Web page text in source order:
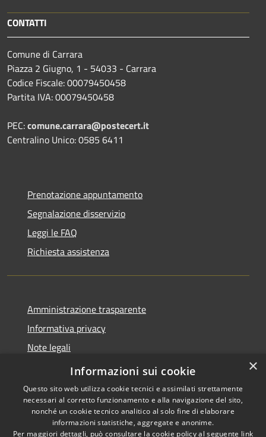
CONTATTI
Comune di Carrara
Piazza 2 Giugno, 1 - 54033 - Carrara
Codice Fiscale: 00079450458
Partita IVA: 00079450458
PEC:comune.carrara@postecert.it
Centralino Unico: 0585 6411
Prenotazione appuntamento
Segnalazione disservizio
Leggi le FAQ
Richiesta assistenza
Amministrazione trasparente
Informativa privacy
Note legali
Dichiarazione di accessibilità
Copyright © 2026 • Comune di
×
Informazioni sui cookie
Questo sito web utilizza cookie tecnici e assimilati strettamente
necessari al corretto funzionamento e alla navigazione del sito,
nonché un cookie tecnico analitico al solo fine di elaborare
informazioni statistiche, aggregate e anonime.
Per maggiori dettagli, può consultare la cookie policy al seguente link